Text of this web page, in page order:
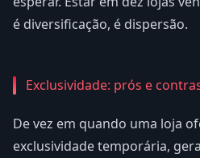
é diversificação, é dispersão.
Exclusividade: prós e
De vez em quando uma loja
exclusividade temporária,